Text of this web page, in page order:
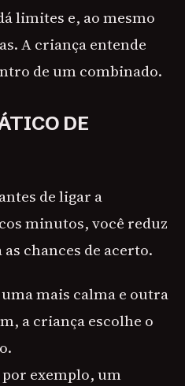
limites e, ao mesmo
A criança entende
de um combinado.
DE
de ligar a
minutos, você reduz
chances de acerto.
uma mais calma e outra
a criança escolhe o
por exemplo, um